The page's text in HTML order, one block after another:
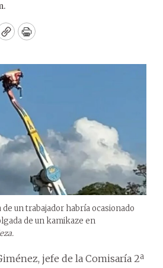
CopyPrint
un trabajador habría ocasionado
de un kamikaze en
jefe de la Comisaría 2ª